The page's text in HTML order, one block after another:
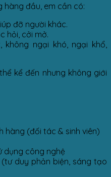
hàng đầu, em cần có:
đỡ người khác.
hỏi, cởi mở.
ngại khó, ngại khổ,
kể đến nhưng không giới
hàng (đối tác & sinh viên)
dụng công nghệ
duy phản biện, sáng tạo